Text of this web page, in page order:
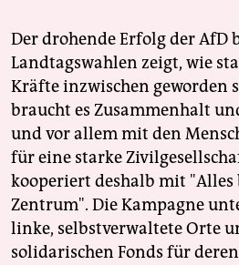
Der drohende Erfolg der AfD
Landtagswahlen zeigt, wie
Kräfte inzwischen geworden
braucht es Zusammenhalt
und vor allem mit den
für eine starke
kooperiert deshalb mit
Zentrum". Die Kampagne
linke, selbstverwaltete Orte
solidarischen Fonds für